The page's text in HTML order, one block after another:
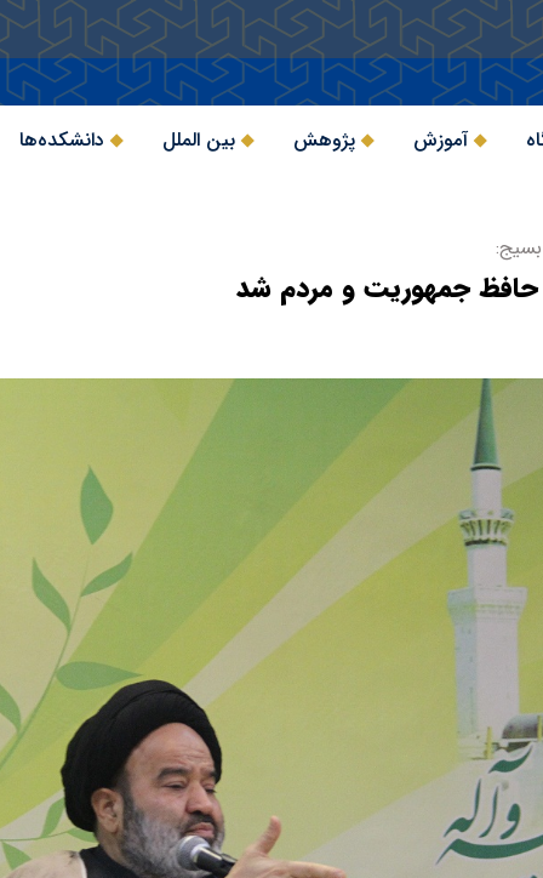
آموزش پژوهش بین الملل دانشکده‌ها
حافظ جمهوریت و مردم شد